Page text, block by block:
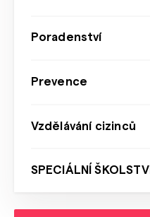
Poradenství
Prevence
Vzdělávání cizinců
SPECIÁLNÍ ŠKOLSTVÍ